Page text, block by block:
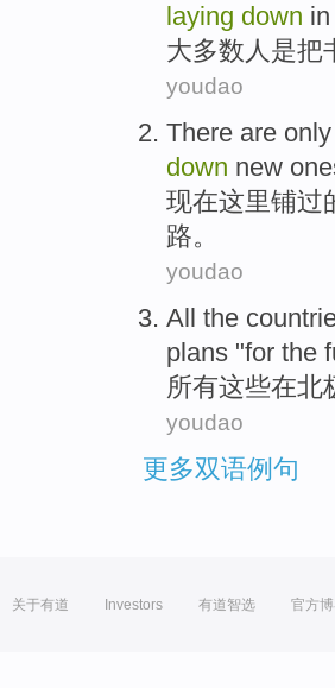
laying down in
大多数人是把
youdao
There are only
down new
现在这里铺过
路。
youdao
All the
plans "for the
所有这些在北
youdao
更多双语例句
关于有道 Investors 有道智选 官方